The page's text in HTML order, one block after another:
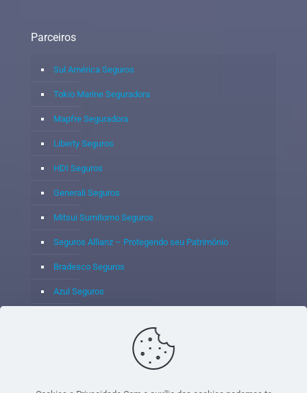
Parceiros
Sul América Seguros
Tokio Marine Seguradora
Mapfre Seguradora
Liberty Seguros
HDI Seguros
Generali Seguros
Mitsui Sumitomo Seguros
Seguros Allianz – Protegendo seu Patrimônio
Bradesco Seguros
Azul Seguros